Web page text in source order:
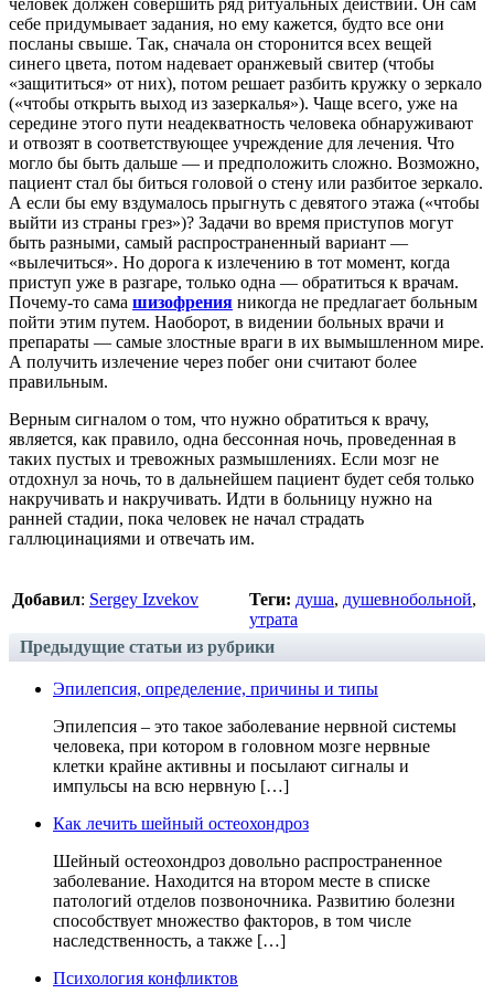
себе придумывает задания, но ему кажется, будто все они
посланы свыше. Так, сначала он сторонится всех вещей
синего цвета, потом надевает оранжевый свитер (чтобы
«защититься» от них), потом решает разбить кружку о зеркало
(«чтобы открыть выход из зазеркалья»). Чаще всего, уже на
середине этого пути неадекватность человека обнаруживают
и отвозят в соответствующее учреждение для лечения. Что
могло бы быть дальше — и предположить сложно. Возможно,
пациент стал бы биться головой о стену или разбитое зеркало.
А если бы ему вздумалось прыгнуть с девятого этажа («чтобы
выйти из страны грез»)? Задачи во время приступов могут
быть разными, самый распространенный вариант —
«вылечиться». Но дорога к излечению в тот момент, когда
приступ уже в разгаре, только одна — обратиться к врачам.
Почему-то сама шизофрения никогда не предлагает больным
пойти этим путем. Наоборот, в видении больных врачи и
препараты — самые злостные враги в их вымышленном мире.
А получить излечение через побег они считают более
правильным.
Верным сигналом о том, что нужно обратиться к врачу,
является, как правило, одна бессонная ночь, проведенная в
таких пустых и тревожных размышлениях. Если мозг не
отдохнул за ночь, то в дальнейшем пациент будет себя только
накручивать и накручивать. Идти в больницу нужно на
ранней стадии, пока человек не начал страдать
галлюцинациями и отвечать им.
Добавил: Sergey Izvekov Теги: душа, душевнобольной,
утрата
Предыдущие статьи из рубрики
Эпилепсия, определение, причины и типы
Эпилепсия – это такое заболевание нервной системы
человека, при котором в головном мозге нервные
клетки крайне активны и посылают сигналы и
импульсы на всю нервную […]
Как лечить шейный остеохондроз
Шейный остеохондроз довольно распространенное
заболевание. Находится на втором месте в списке
патологий отделов позвоночника. Развитию болезни
способствует множество факторов, в том числе
наследственность, а также […]
Психология конфликтов